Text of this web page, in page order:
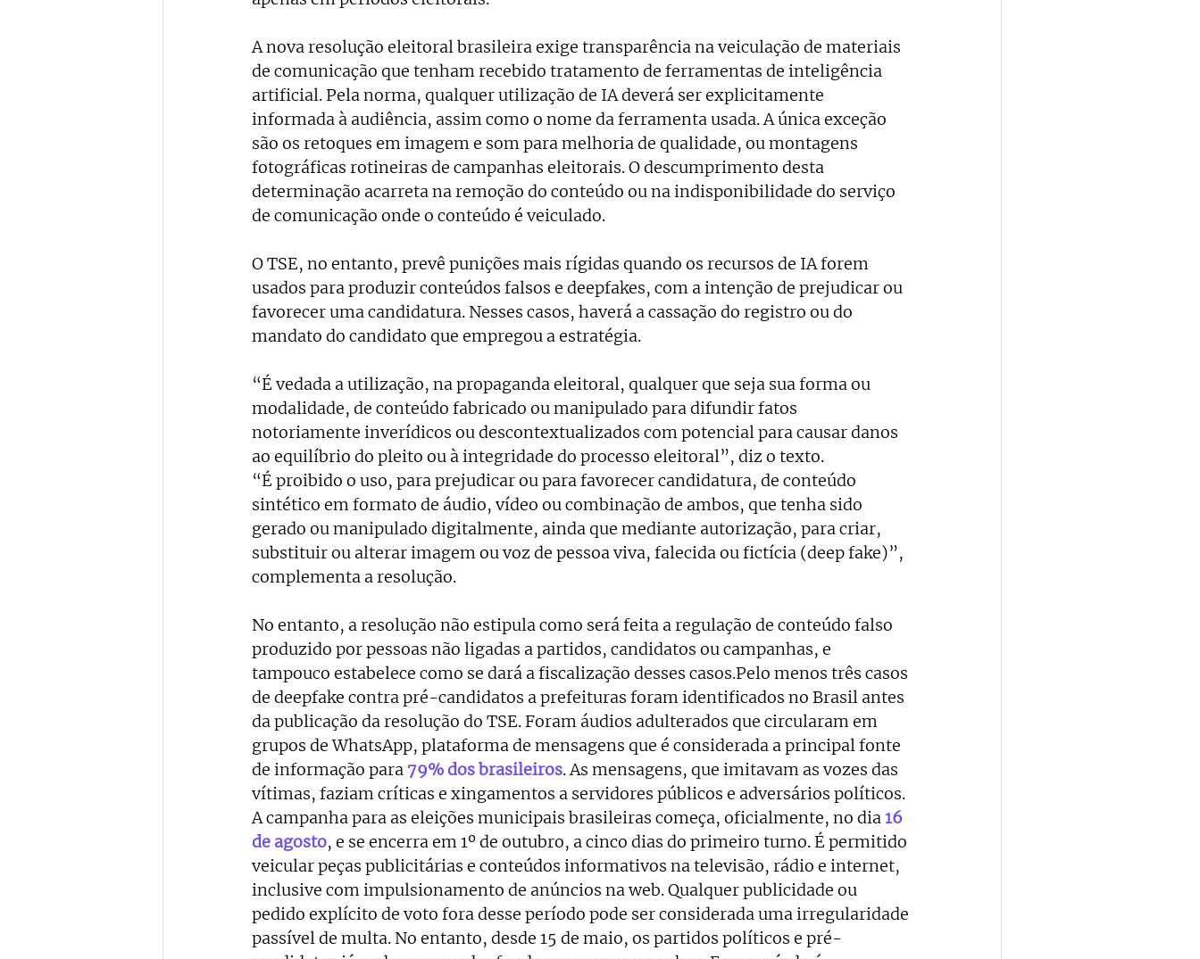
A nova resolução eleitoral brasileira exige transparência na veiculação de materiais
de comunicação que tenham recebido tratamento de ferramentas de inteligência
artificial. Pela norma, qualquer utilização de IA deverá ser explicitamente
informada à audiência, assim como o nome da ferramenta usada. A única exceção
são os retoques em imagem e som para melhoria de qualidade, ou montagens
fotográficas rotineiras de campanhas eleitorais. O descumprimento desta
determinação acarreta na remoção do conteúdo ou na indisponibilidade do serviço
de comunicação onde o conteúdo é veiculado.
O TSE, no entanto, prevê punições mais rígidas quando os recursos de IA forem
usados para produzir conteúdos falsos e deepfakes, com a intenção de prejudicar ou
favorecer uma candidatura. Nesses casos, haverá a cassação do registro ou do
mandato do candidato que empregou a estratégia.
“É vedada a utilização, na propaganda eleitoral, qualquer que seja sua forma ou
modalidade, de conteúdo fabricado ou manipulado para difundir fatos
notoriamente inverídicos ou descontextualizados com potencial para causar danos
ao equilíbrio do pleito ou à integridade do processo eleitoral”, diz o texto.
“É proibido o uso, para prejudicar ou para favorecer candidatura, de conteúdo
sintético em formato de áudio, vídeo ou combinação de ambos, que tenha sido
gerado ou manipulado digitalmente, ainda que mediante autorização, para criar,
substituir ou alterar imagem ou voz de pessoa viva, falecida ou fictícia (deep fake)”,
complementa a resolução.
No entanto, a resolução não estipula como será feita a regulação de conteúdo falso
produzido por pessoas não ligadas a partidos, candidatos ou campanhas, e
tampouco estabelece como se dará a fiscalização desses casos.Pelo menos três casos
de deepfake contra pré-candidatos a prefeituras foram identificados no Brasil antes
da publicação da resolução do TSE. Foram áudios adulterados que circularam em
grupos de WhatsApp, plataforma de mensagens que é considerada a principal fonte
de informação para 79% dos brasileiros. As mensagens, que imitavam as vozes das
vítimas, faziam críticas e xingamentos a servidores públicos e adversários políticos.
A campanha para as eleições municipais brasileiras começa, oficialmente, no dia16
de agosto, e se encerra em 1º de outubro, a cinco dias do primeiro turno. É permitido
veicular peças publicitárias e conteúdos informativos na televisão, rádio e internet,
inclusive com impulsionamento de anúncios na web. Qualquer publicidade ou
pedido explícito de voto fora desse período pode ser considerada uma irregularidade
passível de multa. No entanto, desde 15 de maio, os partidos políticos e pré-